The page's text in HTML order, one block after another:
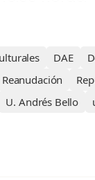
DAE
Reanudación
U. Andrés Bello